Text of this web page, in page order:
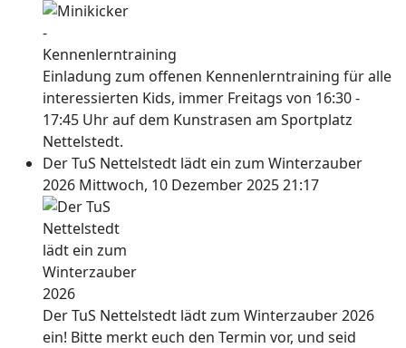
Einladung zum offenen Kennenlerntraining für alle
interessierten Kids, immer Freitags von 16:30 -
17:45 Uhr auf dem Kunstrasen am Sportplatz
Nettelstedt.
Der TuS Nettelstedt lädt ein zum Winterzauber
2026 Mittwoch, 10 Dezember 2025 21:17
Der TuS Nettelstedt lädt zum Winterzauber 2026
ein! Bitte merkt euch den Termin vor, und seid